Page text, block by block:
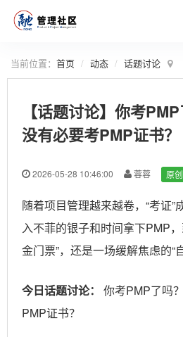
当前位置： 首页 动态 话题讨论
【话题讨论】你考
没有必要考PMP证书？
2026-05-28 10:46:00 蓉蓉 原创
随着项目管理越来越卷，“考证”
入不菲的银子和时间拿下PMP
金门票”，还是一场缓解焦虑的“
今日话题讨论：
你考PMP了吗
PMP证书？